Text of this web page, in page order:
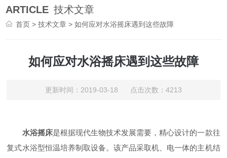
ARTICLE 技术文章
首页 >技术文章 > 如何应对水浴摇床遇到这些故障
如何应对水浴摇床遇到这些故障
更新时间：2019-03-18 点击次数：4213
水浴摇床是根据现代生物技术发展需要，精心设计的一款往
复式水浴型恒温培养制取设备。该产品采取机、电一体的主机结